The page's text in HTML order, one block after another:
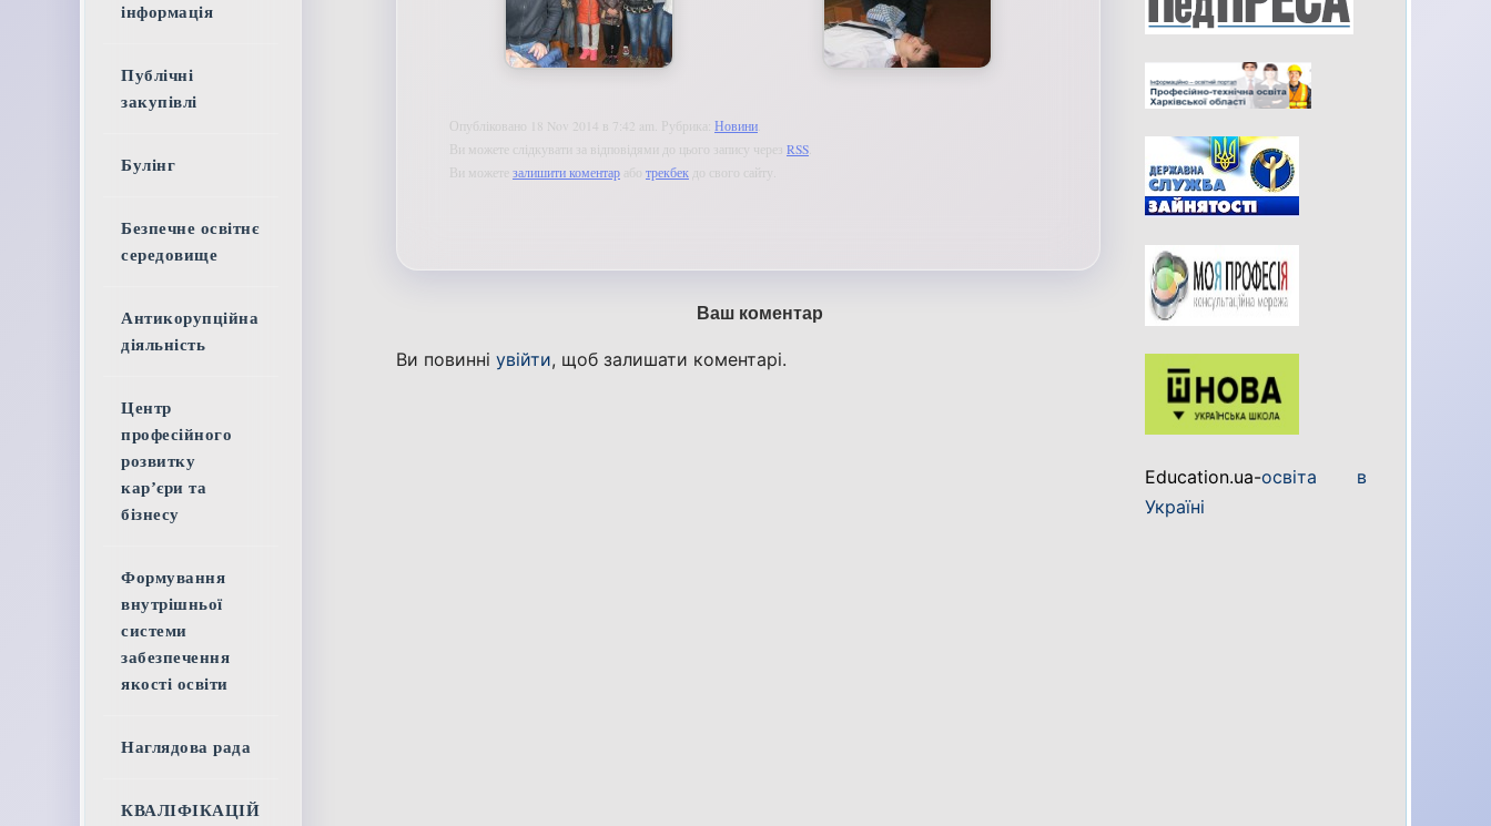
Опубліковано 18 Nov 2014 в 7:42 am. Рубрика: Новини
Ви можете слідкувати за відповідями до цього запису через RSS
Ви можете залишити коментар трекбек до свого сайту.
Ваш коментар
Ви повинні увійти, щоб залишати коментарі.
Education.ua-освіта в
Україні
інформація
Публічні
закупівлі
Булінг
Безпечне освітнє
середовище
Антикорупційна
діяльність
Центр
професійного
розвитку
кар’єри та
бізнесу
Формування
внутрішньої
системи
забезпечення
якості освіти
Наглядова рада
КВАЛІФІКАЦІЙ